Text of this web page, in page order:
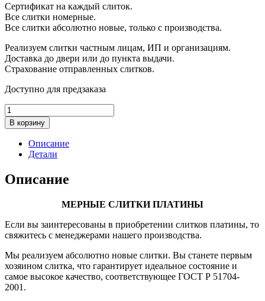
Сертификат на каждый слиток.
Все слитки номерные.
Все слитки абсолютно новые, только с производства.
Реализуем слитки частным лицам, ИП и организациям.
Доставка до двери или до пункта выдачи.
Страхование отправленных слитков.
Доступно для предзаказа
Количество
товара
Слиток
платины,
В корзину
Описание
Детали
Описание
МЕРНЫЕ СЛИТКИ ПЛАТИНЫ
Если вы заинтересованы в приобретении слитков платины, то
свяжитесь с менеджерами нашего производства.
Мы реализуем абсолютно новые слитки. Вы станете первым
хозяином слитка, что гарантирует идеальное состояние и
самое высокое качество, соответствующее ГОСТ Р 51704-
2001.